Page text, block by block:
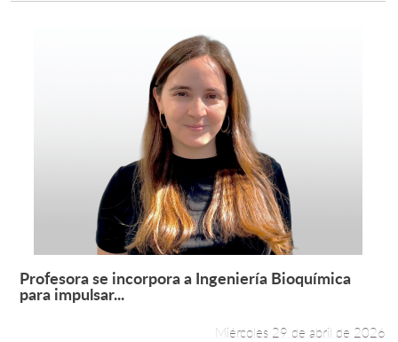
Leer más +
Profesora se incorpora a Ingeniería Bioquímica
para impulsar...
Miércoles 29 de abril de 2026